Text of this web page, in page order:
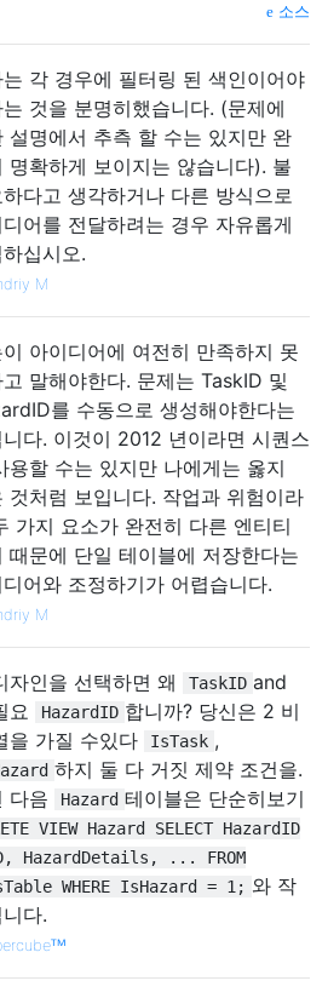
소스
는 각 경우에 필터링 된 색인이어야
는 것을 분명히했습니다. (문제에
설명에서 추측 할 수는 있지만 완
명확하게 보이지는 않습니다). 불
하다고 생각하거나 다른 방식으로
디어를 전달하려는 경우 자유롭게
십시오.
M
이 아이디어에 여전히 만족하지 못
고 말해야한다. 문제는 TaskID 및
를 수동으로 생성해야한다는
니다. 이것이 2012 년이라면 시퀀스
용할 수는 있지만 나에게는 옳지
것처럼 보입니다. 작업과 위험이라
가지 요소가 완전히 다른 엔티티
때문에 단일 테이블에 저장한다는
디어와 조정하기가 어렵습니다.
M
자인을 선택하면 왜 TaskID and
요
HazardID 합니까? 당신은 2 비
을 가질 수있다
IsTask ,
하지 둘 다 거짓 제약 조건을.
다음
Hazard 테이블은 단순히보기
VIEW Hazard SELECT HazardID
HazardDetails, ... FROM
WHERE IsHazard = 1; 와 작
다.